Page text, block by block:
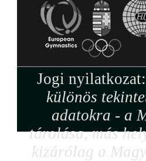
Jogi
különös
adatokra - a
tárolása, más
kizárólag a